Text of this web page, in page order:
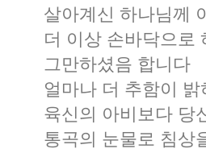
살아계신 하나님께
더 이상 손바닥으로
그만하셨음 합니다
얼마나 더 추함이
육신의 아비보다 당
통곡의 눈물로 침상